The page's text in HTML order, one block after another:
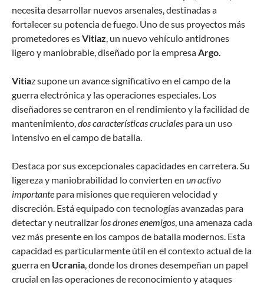
necesita desarrollar nuevos arsenales, destinadas a
fortalecer su potencia de fuego. Uno de sus proyectos más
prometedores esVitiaz, un nuevo vehículo antidrones
ligero y maniobrable, diseñado por la empresaArgo.
Vitiaz supone un avance significativo en el campo de la
guerra electrónica y las operaciones especiales. Los
diseñadores se centraron en el rendimiento y la facilidad de
mantenimiento,dos características cruciales para un uso
intensivo en el campo de batalla.
Destaca por sus excepcionales capacidades en carretera. Su
ligereza y maniobrabilidad lo convierten en un activo
importante para misiones que requieren velocidad y
discreción. Está equipado con tecnologías avanzadas para
detectar y neutralizar los drones enemigos, una amenaza cada
vez más presente en los campos de batalla modernos. Esta
capacidad es particularmente útil en el contexto actual de la
guerra en Ucrania, donde los drones desempeñan un papel
crucial en las operaciones de reconocimiento y ataques